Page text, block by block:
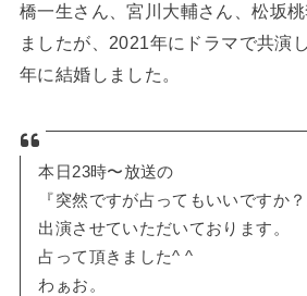
橋一生さん、宮川大輔さん、松坂
ましたが、2021年にドラマで共演
年に結婚しました。
本日23時〜放送の
『突然ですが占ってもいいですか？
出演させていただいております。
占って頂きました^ ^
わぁお。